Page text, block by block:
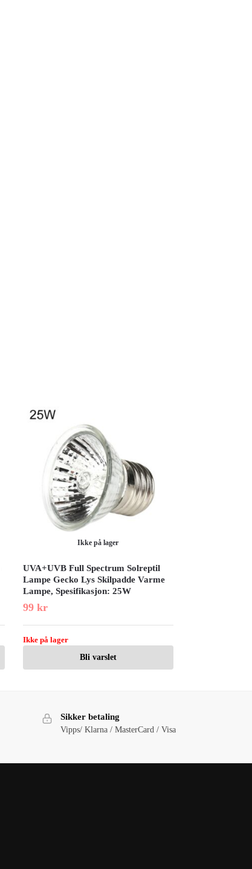
Ikke på lager
UVA+UVB Full Spectrum Solreptil
Lampe Gecko Lys Skilpadde Varme
Lampe, Spesifikasjon: 25W
99kr
Ikke på lager
Bli varslet
Sikker betaling
Vipps/ Klarna / MasterCard / Visa